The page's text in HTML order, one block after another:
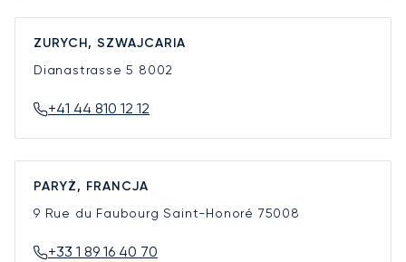
ZURYCH, SZWAJCARIA
Dianastrasse 5 8002
+41 44 810 12 12
PARYŻ, FRANCJA
9 Rue du Faubourg Saint-Honoré 75008
+33 1 89 16 40 70